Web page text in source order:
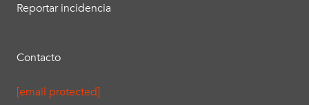
Reportar incidencia
Contacto
[email protected]